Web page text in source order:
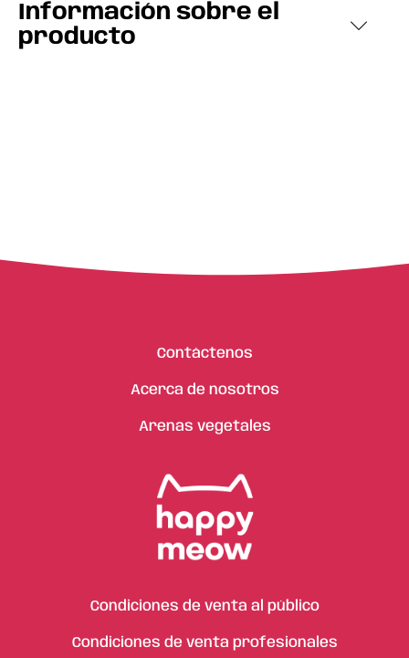
Información sobre el
producto
Contáctenos
Acerca de nosotros
Arenas vegetales
Condiciones de venta al público
Condiciones de venta profesionales